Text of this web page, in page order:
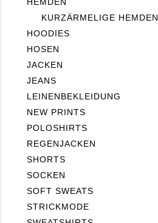
KURZÄRMELIGE HEMDEN
HOODIES
HOSEN
JACKEN
JEANS
LEINENBEKLEIDUNG
NEW PRINTS
POLOSHIRTS
REGENJACKEN
SHORTS
SOCKEN
SOFT SWEATS
STRICKMODE